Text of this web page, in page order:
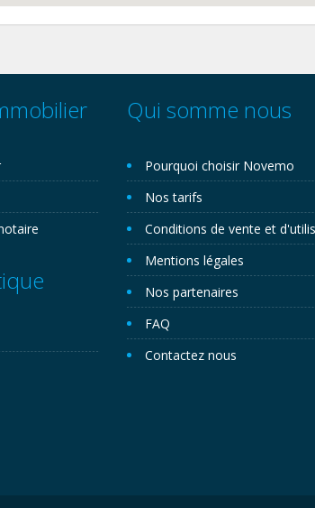
Qui somme nous
Pourquoi choisir Novemo
Nos tarifs
Conditions de vente et
Mentions légales
Nos partenaires
FAQ
Contactez nous